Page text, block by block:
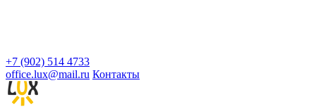
+7 (902) 514 4733
office.lux@mail.ru Контакты